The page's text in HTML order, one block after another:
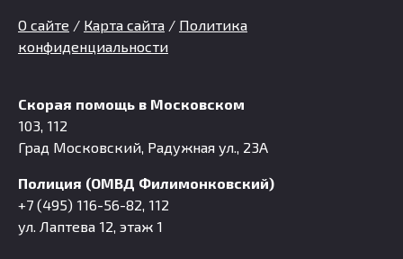
О сайте / Карта сайта / Политика
конфиденциальности
Скорая помощь в Московском
103, 112
Град Московский, Радужная ул., 23А
Полиция (ОМВД Филимонковский)
+7 (495) 116-56-82, 112
ул. Лаптева 12, этаж 1